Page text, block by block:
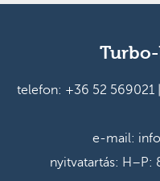
Turbo-
telefon: +36 52 569021
e-mail:
nyitvatartás: H–P: